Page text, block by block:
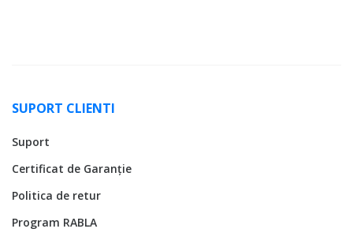
SUPORT CLIENTI
Suport
Certificat de Garanție
Politica de retur
Program RABLA